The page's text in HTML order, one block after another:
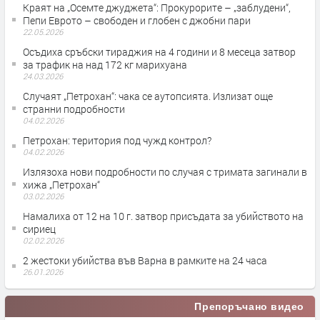
Краят на „Осемте джуджета“: Прокурорите – „заблудени“,
Пепи Еврото – свободен и глобен с джобни пари
22.05.2026
Осъдиха сръбски тираджия на 4 години и 8 месеца затвор
за трафик на над 172 кг марихуана
24.03.2026
Случаят „Петрохан“: чака се аутопсията. Излизат още
странни подробности
04.02.2026
Петрохан: територия под чужд контрол?
04.02.2026
Излязоха нови подробности по случая с тримата загинали в
хижа „Петрохан“
03.02.2026
Намалиха от 12 на 10 г. затвор присъдата за убийството на
сириец
02.02.2026
2 жестоки убийства във Варна в рамките на 24 часа
26.01.2026
Препоръчано видео